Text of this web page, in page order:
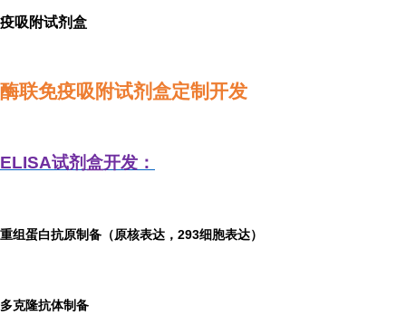
疫吸附试剂盒
酶联免疫吸附试剂盒定制开发
ELISA试剂盒开发：
重组蛋白抗原制备（原核表达，293细胞表达）
多克隆抗体制备